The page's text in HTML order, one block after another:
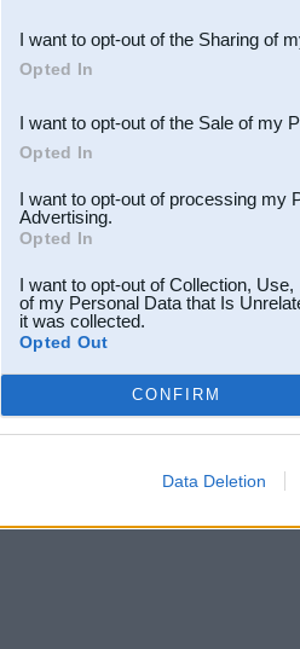
Downstream Participants
third parties.
I want to opt-out of the Sharing of
Opted In
I want to opt-out of the Sale of my
Opted In
I want to opt-out of processing my
Advertising.
Opted In
I want to opt-out of Collection,
of my Personal Data that Is
it was collected.
Opted Out
CONFIRM
Data Deletion